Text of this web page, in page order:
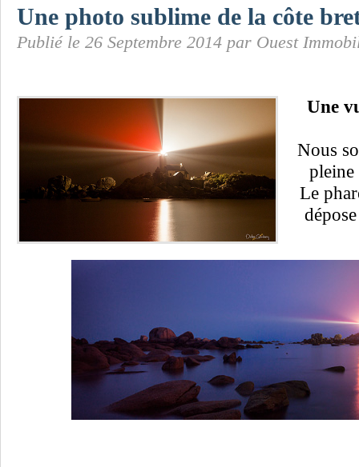
Une photo sublime de la côte
Publié le 26 Septembre 2014 par Ouest
Une
Nous
pleine
Le